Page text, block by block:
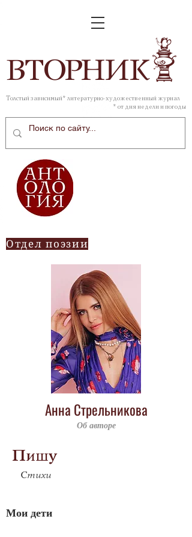
ВТОРНИК
Толстый зависимый* литературно-художественный журнал
* от дня недели и погоды
Отдел поэзии
Анна Стрельникова
Об авторе
Пишу
Стихи
Мои дети